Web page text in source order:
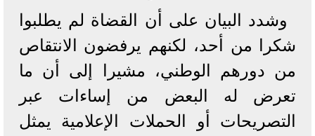
وشدد البيان على أن القضاة لم يطلبوا
شكرا من أحد، لكنهم يرفضون الانتقاص
من دورهم الوطني، مشيرا إلى أن ما
تعرض له البعض من إساءات عبر
التصريحات أو الحملات الإعلامية يمثل